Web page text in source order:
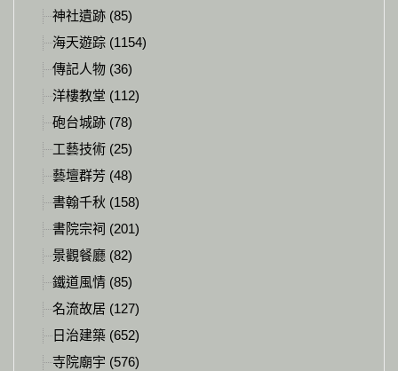
神社遺跡 (85)
海天遊踪 (1154)
傳記人物 (36)
洋樓教堂 (112)
砲台城跡 (78)
工藝技術 (25)
藝壇群芳 (48)
書翰千秋 (158)
書院宗祠 (201)
景觀餐廳 (82)
鐵道風情 (85)
名流故居 (127)
日治建築 (652)
寺院廟宇 (576)